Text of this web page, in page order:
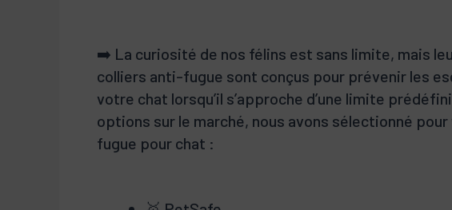
➡️ La curiosité de nos félins est sans limite, mais
colliers anti-fugue sont conçus pour prévenir les
votre chat lorsqu’il s’approche d’une limite
options sur le marché, nous avons sélectionné
fugue pour chat :